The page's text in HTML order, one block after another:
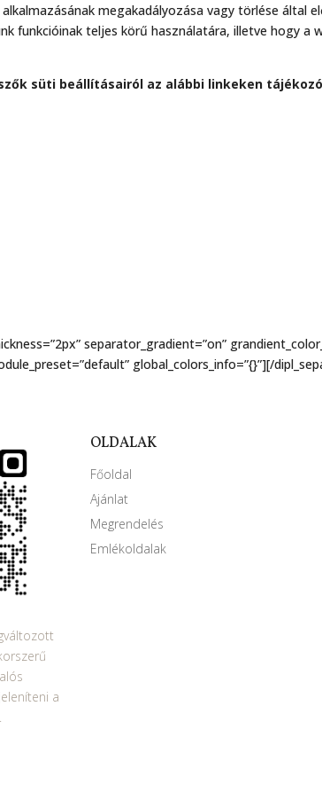
megakadályozása vagy törlése által
funkcióinak teljes körű használatára, illetve hogy
süti beállításairól az alábbi linkeken
separator_gradient=”on”
global_colors_info=”{}”][/
a
OLDALAK
Főoldal
Ajánlat
Megrendelés
Emlékoldalak